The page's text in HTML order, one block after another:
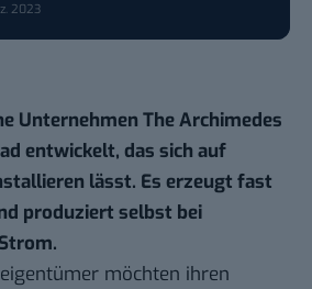
2023
Unternehmen The Archimedes
entwickelt, das sich auf
lässt. Es erzeugt fast
produziert selbst bei
möchten ihren